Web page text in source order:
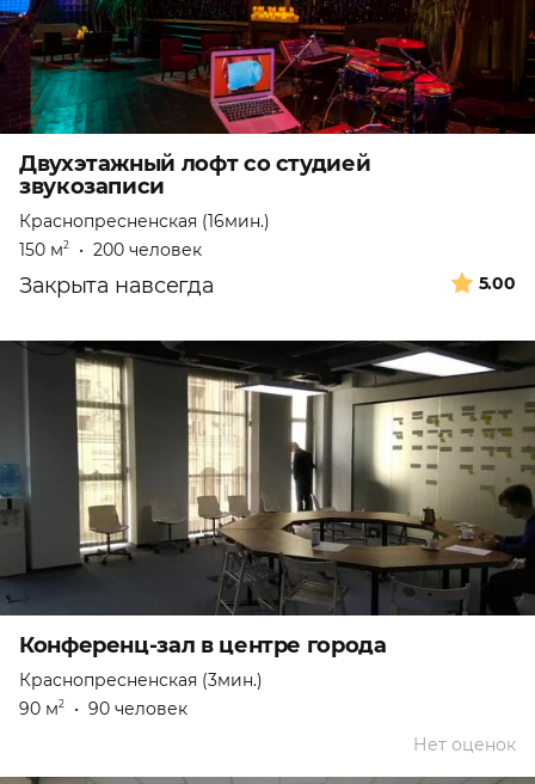
Двухэтажный лофт со студией
звукозаписи
Краснопресненская (16мин.)
150 м2 • 200 человек
5.00
Закрыта навсегда
Конференц-зал в центре города
Краснопресненская (3мин.)
90 м2 • 90 человек
Нет оценок